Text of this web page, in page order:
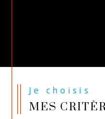
Je choisis
MES